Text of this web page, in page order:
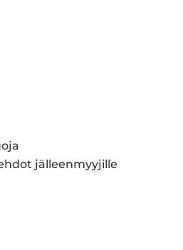
jälleenmyyjille